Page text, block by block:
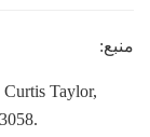
منبع:
Taylor,